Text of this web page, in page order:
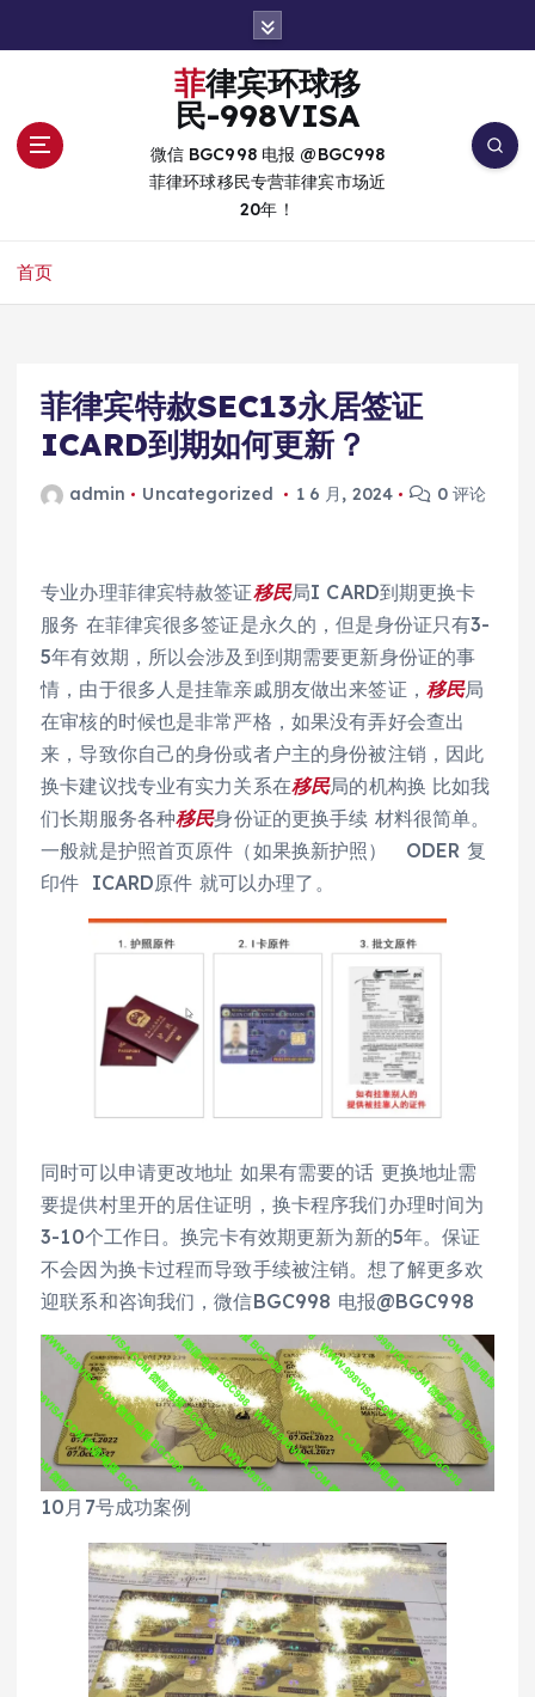
菲律宾环球移
民-998VISA
微信 BGC998 电报 @BGC998
菲律环球移民专营菲律宾市场近
20年！
首页
菲律宾特赦SEC13永居签证
ICARD到期如何更新？
admin Uncategorized 1 6 月, 2024 0 评论
专业办理菲律宾特赦签证移民局I CARD到期更换卡
服务 在菲律宾很多签证是永久的，但是身份证只有3-
5年有效期，所以会涉及到到期需要更新身份证的事
情，由于很多人是挂靠亲戚朋友做出来签证， 移民局
在审核的时候也是非常严格，如果没有弄好会查出
来，导致你自己的身份或者户主的身份被注销，因此
换卡建议找专业有实力关系在移民局的机构换 比如我
们长期服务各种移民身份证的更换手续 材料很简单。
一般就是护照首页原件（如果换新护照） ODER 复
印件 ICARD原件 就可以办理了。
同时可以申请更改地址 如果有需要的话 更换地址需
要提供村里开的居住证明，换卡程序我们办理时间为
3-10个工作日。换完卡有效期更新为新的5年。保证
不会因为换卡过程而导致手续被注销。想了解更多欢
迎联系和咨询我们，微信BGC998 电报@BGC998
10月7号成功案例